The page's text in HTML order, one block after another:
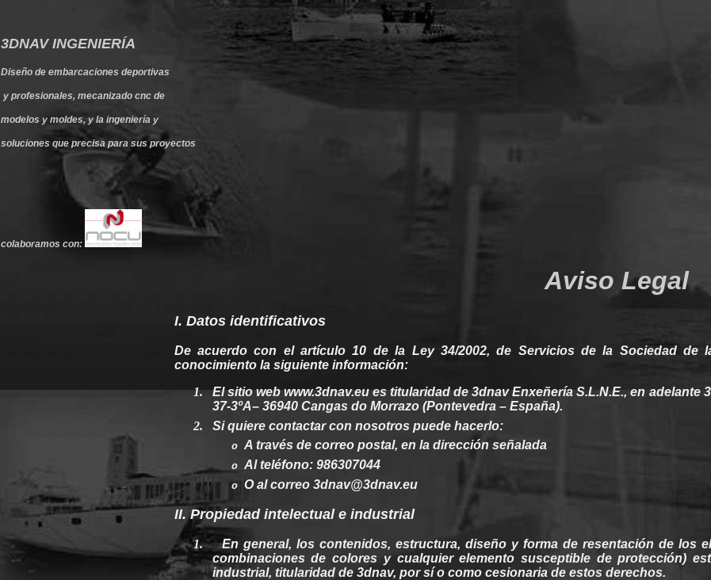
3DNAV INGENIERÍA
Diseño deembarcaciones deportivas
yprofesionales, mecanizadocnc de
modelos y moldes, y laingeniería y
soluciones que precisa para sus proyectos
colaboramos con:
Aviso Legal
I. Datos identificativos
Deacuerdo con elartículo 10 de la Ley34/2002, de Servicios de la Sociedadde
conocimientola siguienteinformación:
1.
El sitiowebwww.3dnav.eu estitularidadde 3dnav Enxeñería S.L.N.E., en adelante
37-3ºA– 36940 Cangas do Morrazo (Pontevedra – España).
2.
Siquierecontactar con nosotros puede hacerlo:
o A través de correo postal, en la dirección señalada
o Al teléfono: 986307044
o Oalcorreo 3dnav@3dnav.eu
II. Propiedadintelectual e industrial
1. En general, los contenidos, estructura, diseñoy forma de resentación de los
combinaciones de colores y cualquierelemento susceptible de protección)
industrial, titularidadde 3dnav, porsío como cesionariade estos derechos.